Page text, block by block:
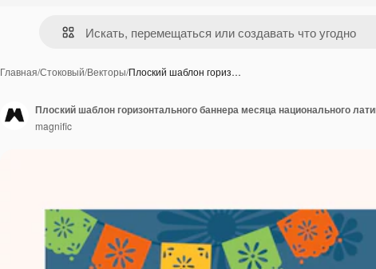
Главная/Стоковый/Векторы/Плоский шаблон гориз…
magnific